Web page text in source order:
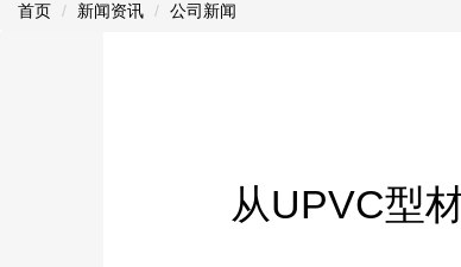
首页 新闻资讯 公司新闻
从UPVC型